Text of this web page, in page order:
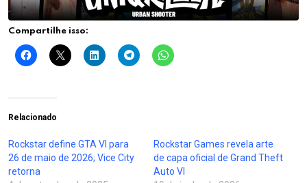
Compartilhe isso:
Relacionado
Rockstar define GTA VI para
26 de maio de 2026; Vice City
retorna
Rockstar Games revela arte
de capa oficial de Grand Theft
Auto VI